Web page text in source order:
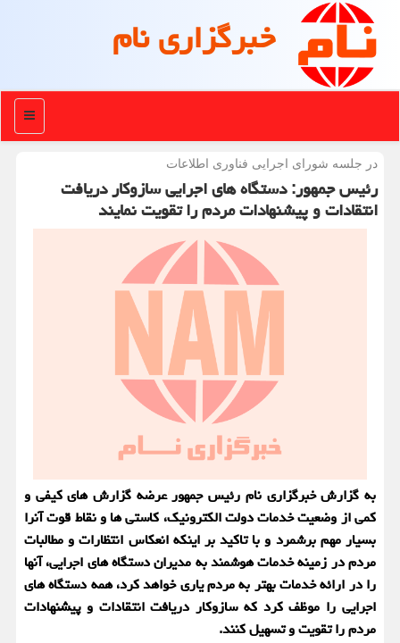
خبرگزاری نام
منو
در جلسه شورای اجرایی فناوری اطلاعات
رئیس جمهور: دستگاه های اجرایی سازوكار دریافت
انتقادات و پیشنهادات مردم را تقویت نمایند
به گزارش خبرگزاری نام رئیس جمهور عرضه گزارش های كیفی و
كمی از وضعیت خدمات دولت الكترونیك، كاستی ‏ها و نقاط قوت آنرا
بسیار مهم برشمرد و با تاكید بر اینكه انعكاس انتظارات و مطالبات
مردم در زمینه خدمات هوشمند به مدیران دستگاه ‏های اجرایی، آنها
را در ارائه خدمات بهتر به مردم یاری خواهد كرد، همه دستگاه های
اجرایی را موظف كرد كه سازوكار دریافت انتقادات و پیشنهادات
مردم را تقویت و تسهیل كنند.